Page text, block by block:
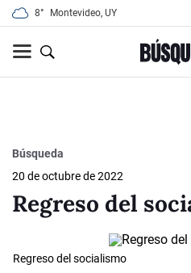
8° Montevideo, UY
Búsqueda
20 de octubre de 2022
Regreso del
Regreso del socialismo